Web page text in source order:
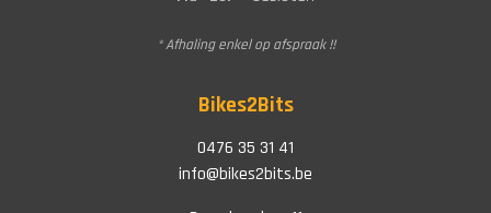
* Afhaling enkel op afspraak !!
Bikes2Bits
0476 35 31 41
info@bikes2bits.be